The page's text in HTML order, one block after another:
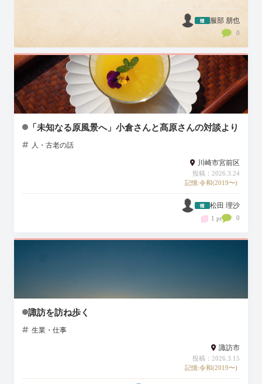
服部 朋也
0
「未知なる原風景へ」小倉さんと髙原さんの対談より
人・古老の話
川崎市宮前区
投稿：2026.3.24
記憶:令和(2019〜)
松田 理沙
1 pt 0
諏訪を訪ね歩く
生業・仕事
諏訪市
投稿：2026.3.15
記憶:令和(2019〜)